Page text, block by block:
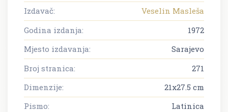
Izdavač:
Veselin Masleša
Godina izdanja:
1972
Mjesto izdavanja:
Sarajevo
Broj stranica:
271
Dimenzije:
21x27.5 cm
Pismo:
Latinica